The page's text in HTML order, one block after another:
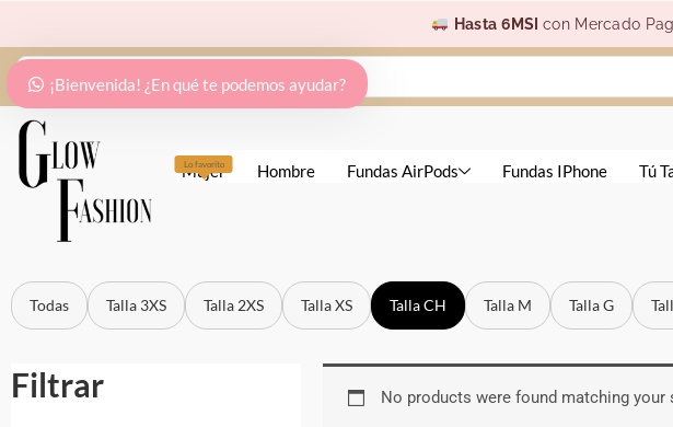
al
contenido
Hasta 6MSIcon Mercado
Search
Lo favorito
Mujer Hombre Fundas AirPods Fundas IPhone Tú
Todas Talla 3XS Talla 2XS Talla XS Talla CH Talla M Talla G
Filtrar No products were found matching your
¡Bienvenida! ¿En qué te podemos ayudar?